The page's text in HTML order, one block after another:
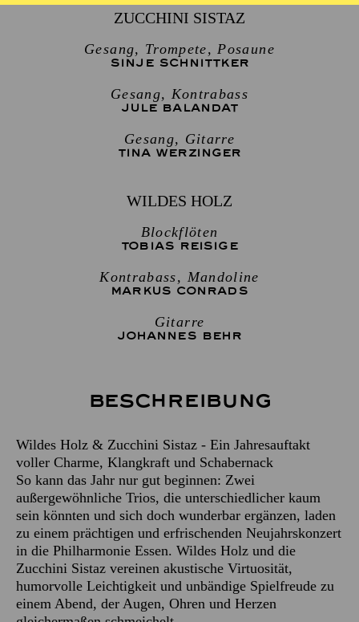
ZUCCHINI SISTAZ
Gesang, Trompete, Posaune
SINJE SCHNITTKER
Gesang, Kontrabass
JULE BALANDAT
Gesang, Gitarre
TINA WERZINGER
WILDES HOLZ
Blockflöten
TOBIAS REISIGE
Kontrabass, Mandoline
MARKUS CONRADS
Gitarre
JOHANNES BEHR
Beschreibung
Wildes Holz & Zucchini Sistaz - Ein Jahresauftakt
voller Charme, Klangkraft und Schabernack
So kann das Jahr nur gut beginnen: Zwei
außergewöhnliche Trios, die unterschiedlicher kaum
sein könnten und sich doch wunderbar ergänzen, laden
zu einem prächtigen und erfrischenden Neujahrskonzert
in die Philharmonie Essen. Wildes Holz und die
Zucchini Sistaz vereinen akustische Virtuosität,
humorvolle Leichtigkeit und unbändige Spielfreude zu
einem Abend, der Augen, Ohren und Herzen